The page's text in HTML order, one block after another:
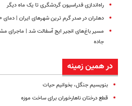
راه‌اندازی فدراسیون گردشگری تا یک ماه دیگر
دهلران در صدر گرم‌ ترین شهرهای ایران | دمای ۵۰ درجه به ایران بازگشت ثبت شد
مسیر باغ‌های انجیر ایج آسفالت شد | ماجرای
جاده
در همین زمینه
بنویسیم جنگل، بخوانیم حیات
قطع درختان ناهارخوران برای ساخت موزه